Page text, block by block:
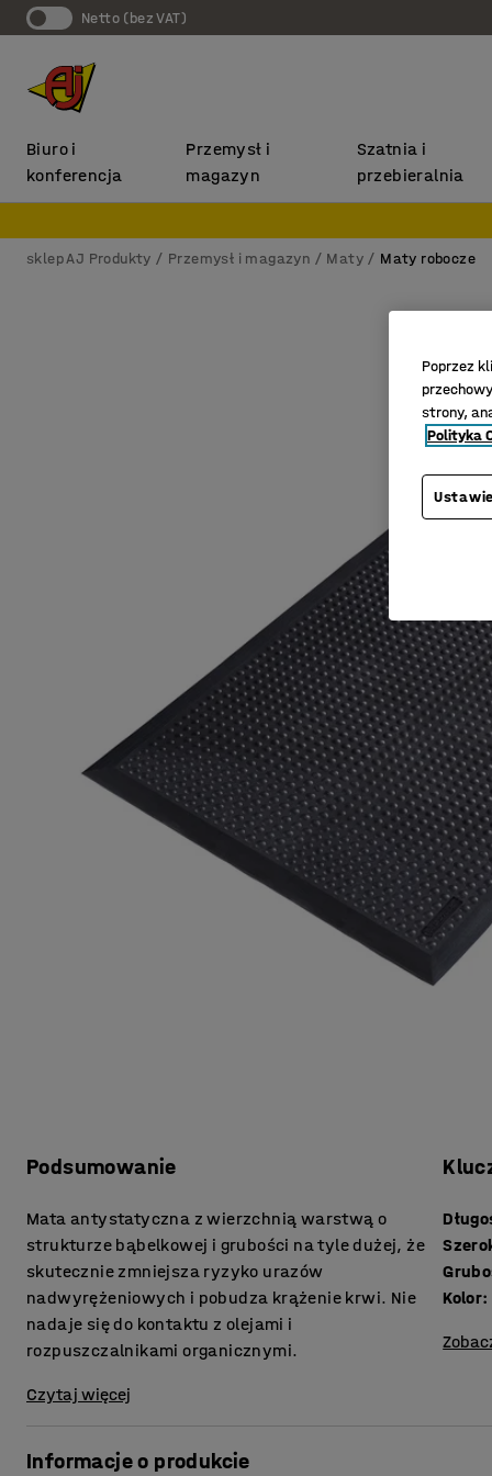
Netto (bez VAT)
Biuro i
konferencja
Przemysł i
magazyn
Szatnia i
przebieralnia
sklep AJ Produkty Przemysł i magazyn Maty Maty robocze
Podsumowanie
Mata antystatyczna z wierzchnią warstwą o
strukturze bąbelkowej i grubości na tyle dużej, że
skutecznie zmniejsza ryzyko urazów
nadwyrężeniowych i pobudza krążenie krwi. Nie
nadaje się do kontaktu z olejami i
rozpuszczalnikami organicznymi.
Czytaj więcej
Kolor:
Informacje o produkcie
Poprzez
strony,
Polityka